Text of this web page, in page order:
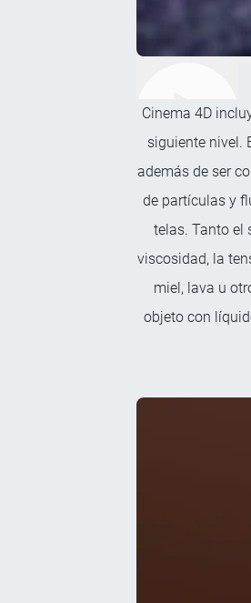
Cinema 4D
siguiente nivel.
además de ser
de partículas y
telas. Tanto el
viscosidad, la
miel, lava u
objeto con